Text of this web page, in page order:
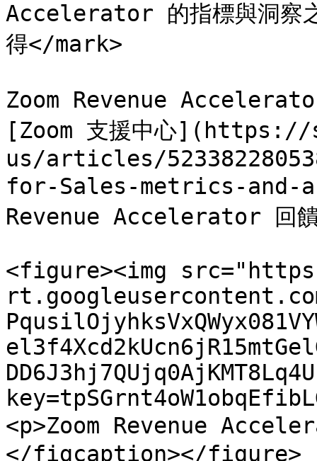
Accelerator 的指標與洞察
得</mark>
Zoom Revenue
[Zoom 支援中心
us/articles/
for-Sales-metrics-and-
Revenue Accelerator 回饋
<figure><img
rt.googleusercontent.com/
<p>Zoom Revenue
</figcaption></figure>